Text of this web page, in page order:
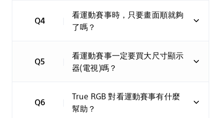
Q4
看運動賽事時，只要畫面順就夠
了嗎？
Q5
看運動賽事一定要買大尺寸顯示
器(電視)嗎？
Q6
True RGB 對看運動賽事有什麼
幫助？